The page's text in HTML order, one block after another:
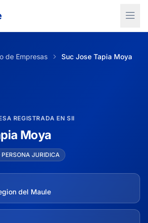
de Empresas Suc Jose Tapia Moya
REGISTRADA EN SII
Moya
JURIDICA
del Maule